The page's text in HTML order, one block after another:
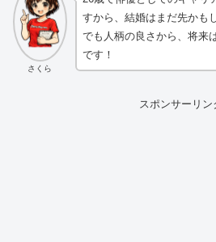
さくら
すから、結婚はまだ先かも
でも人柄の良さから、将来
です！
スポンサーリン